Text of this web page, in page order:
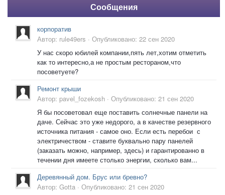
Сообщения
корпоратив
Автор: rule49ers · Опубликовано: 22 сен 2020
У нас скоро юбилей компании,пять лет,хотим отметить
как то интересно,а не простым рестораном,что
посоветуете?
Ремонт крыши
Автор: pavel_fozekosh · Опубликовано: 21 сен 2020
Я бы посоветовал еще поставить солнечные панели на
даче. Сейчас это уже недорого, а в качестве резервного
источника питания - самое оно. Если есть перебои с
электричеством - ставите буквально пару панелей
(заказать можно, например, здесь) и гарантированно в
течении дня имеете столько энергии, сколько вам...
Деревянный дом. Брус или бревно?
Автор: Gotta · Опубликовано: 21 сен 2020